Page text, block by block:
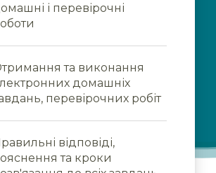
і перевірочні
та виконання
домашніх
перевірочних робіт
відповіді,
та кроки